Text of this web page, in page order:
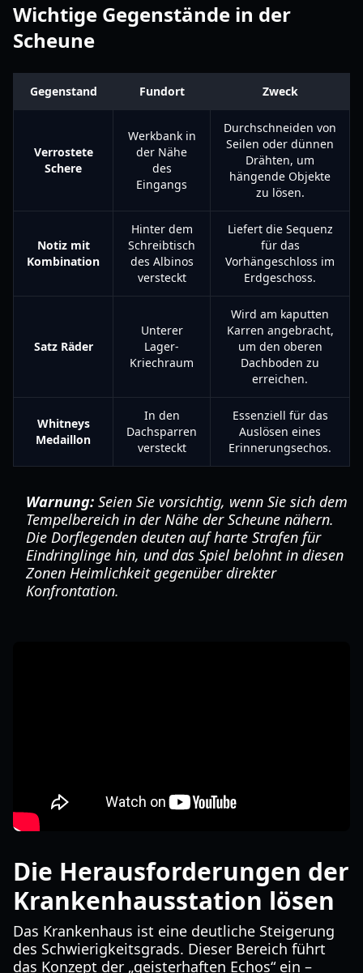
Wichtige Gegenstände in der
Scheune
Gegenstand Fundort Zweck
Verrostete
Schere
Werkbank in
der Nähe
des
Eingangs
Durchschneiden von
Seilen oder dünnen
Drähten, um
hängende Objekte
zu lösen.
Notiz mit
Kombination
Hinter dem
Schreibtisch
des Albinos
versteckt
Liefert die Sequenz
für das
Vorhängeschloss im
Erdgeschoss.
Satz Räder
Unterer
Lager-
Kriechraum
Wird am kaputten
Karren angebracht,
um den oberen
Dachboden zu
erreichen.
Whitneys
Medaillon
In den
Dachsparren
versteckt
Essenziell für das
Auslösen eines
Erinnerungsechos.
Warnung: Seien Sie vorsichtig, wenn Sie sich dem
Tempelbereich in der Nähe der Scheune nähern.
Die Dorflegenden deuten auf harte Strafen für
Eindringlinge hin, und das Spiel belohnt in diesen
Zonen Heimlichkeit gegenüber direkter
Konfrontation.
Die Herausforderungen der
Krankenhausstation lösen
Das Krankenhaus ist eine deutliche Steigerung
des Schwierigkeitsgrads. Dieser Bereich führt
das Konzept der „geisterhaften Echos“ ein –